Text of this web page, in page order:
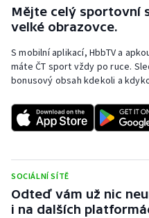
Mějte celý sportovní
velké obrazovce.
S mobilní aplikací, HbbTV a
máte ČT sport vždy po ruce.
bonusový obsah kdekoli a
SOCIÁLNÍ SÍTĚ
Odteď vám už nic
i na dalších